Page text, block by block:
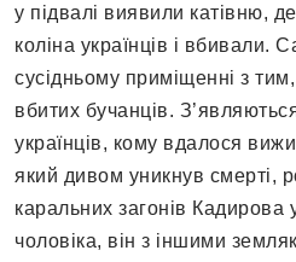
у підвалі виявили катівню,
коліна українців і вбивали.
сусідньому приміщенні з
вбитих бучанців.
українців, кому вдалося
який дивом уникнув смерті,
каральних загонів Кадирова
чоловіка, він з іншими